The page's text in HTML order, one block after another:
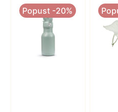
Popust -20%